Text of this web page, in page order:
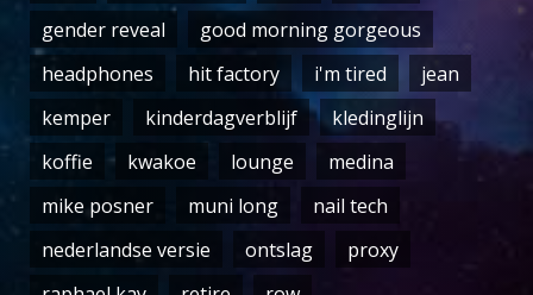
gender reveal
good morning gorgeous
headphones
hit factory i'm tired
jean
kemper
kinderdagverblijf
kledinglijn
koffie
kwakoe lounge
medina
mike posner
muni long
nail tech
nederlandse versie
ontslag
proxy